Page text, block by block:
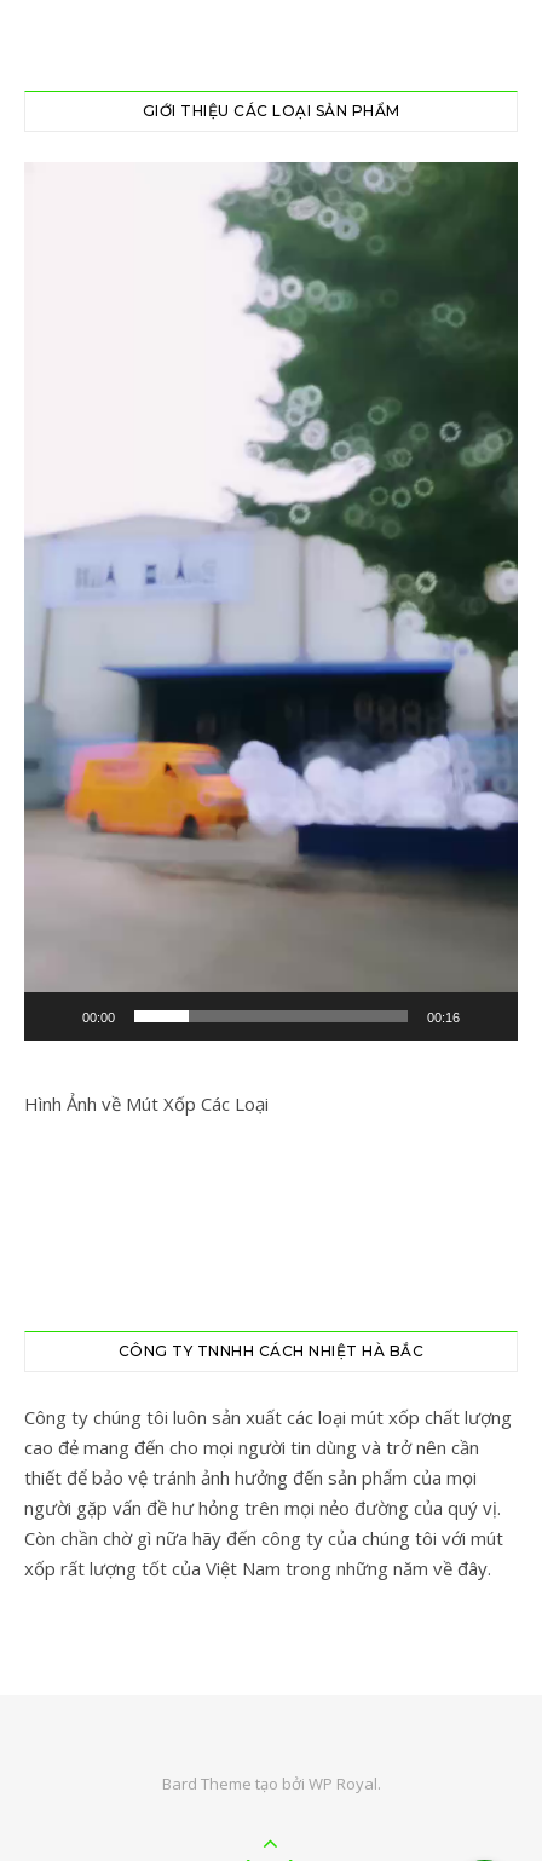
GIỚI THIỆU CÁC LOẠI SẢN PHẨM
00:00 00:16
Hình Ảnh về Mút Xốp Các Loại
CÔNG TY TNNHH CÁCH NHIỆT HÀ BẮC
Công ty chúng tôi luôn sản xuất các loại mút xốp chất lượng
cao đẻ mang đến cho mọi người tin dùng và trở nên cần
thiết để bảo vệ tránh ảnh hưởng đến sản phẩm của mọi
người gặp vấn đề hư hỏng trên mọi nẻo đường của quý vị.
Còn chần chờ gì nữa hãy đến công ty của chúng tôi với mút
xốp rất lượng tốt của Việt Nam trong những năm về đây.
Bard Theme tạo bởi WP Royal.